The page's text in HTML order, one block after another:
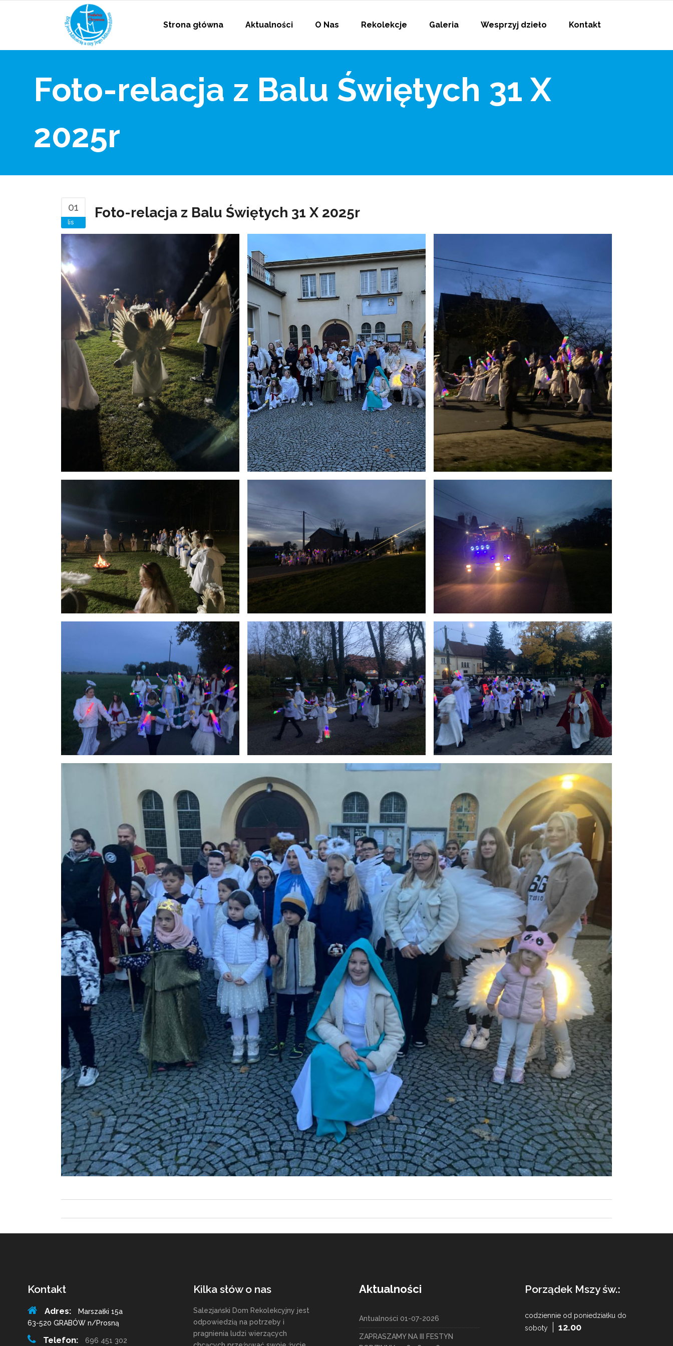
Strona główna Aktualności O Nas Rekolekcje Galeria Wesprzyj dzieło Kontakt
Foto-relacja z Balu Świętych 31 X
2025r
01
lis
Foto-relacja z Balu Świętych 31 X 2025r
Kontakt
Adres:
Marszałki 15a
63-520 GRABÓW n/Prosną
Telefon: 696 451 302
Kilka słów o nas
Salezjański Dom Rekolekcyjny jest
odpowiedzią na potrzeby i
pragnienia ludzi wierzących
Aktualności
Antualności 01-07-2026
ZAPRASZAMY NA III FESTYN
Porządek Mszy św.:
codziennie od poniedziałku do
soboty
12.00